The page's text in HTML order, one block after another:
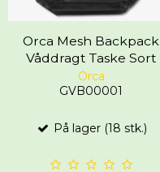
Orca Mesh Backpack
Våddragt Taske Sort
Orca
GVB00001
På lager (18 stk.)